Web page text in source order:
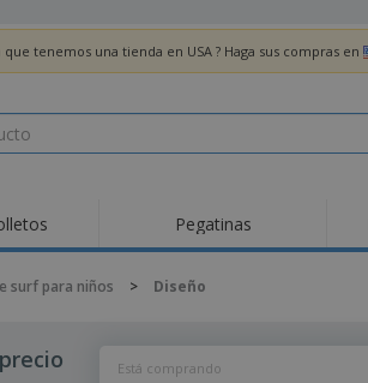
que tenemos una tienda en USA ? Haga sus compras en
Pegatinas
surf para niños > Diseño
Está comprando